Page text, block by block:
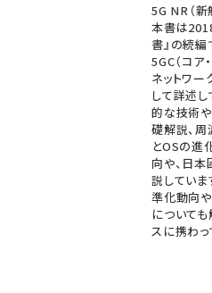
5G NR（新
本書は
書』の続編
5GC（コア
ネットワ
して詳述
的な技術
礎解説、周
とOSの進
向や、日
説していま
準化動向
について
スに携わ